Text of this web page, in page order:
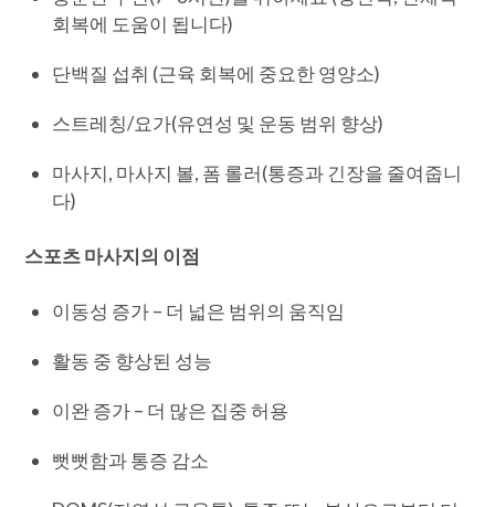
회복에 도움이 됩니다)
단백질 섭취 (근육 회복에 중요한 영양소)
스트레칭/요가(유연성 및 운동 범위 향상)
마사지, 마사지 볼, 폼 롤러(통증과 긴장을 줄여줍니
다)
스포츠 마사지의 이점
이동성 증가 – 더 넓은 범위의 움직임
활동 중 향상된 성능
이완 증가 – 더 많은 집중 허용
뻣뻣함과 통증 감소